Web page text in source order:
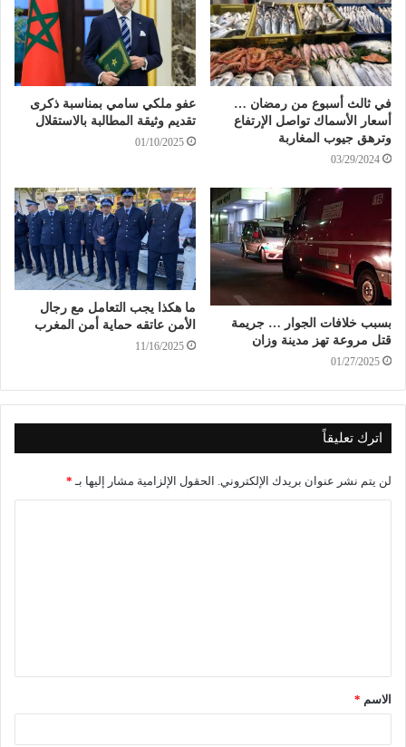
في ثالث أسبوع من رمضان …
أسعار الأسماك تواصل الإرتفاع
وترهق جيوب المغاربة
03/29/2024
عفو ملكي سامي بمناسبة ذكرى
تقديم وثيقة المطالبة بالاستقلال
01/10/2025
بسبب خلافات الجوار … جريمة
قتل مروعة تهز مدينة وزان
01/27/2025
ما هكذا يجب التعامل مع رجال
الأمن عاتقه حماية أمن المغرب
11/16/2025
اترك تعليقاً
لن يتم نشر عنوان بريدك الإلكتروني. الحقول الإلزامية مشار إليها بـ *
الاسم *